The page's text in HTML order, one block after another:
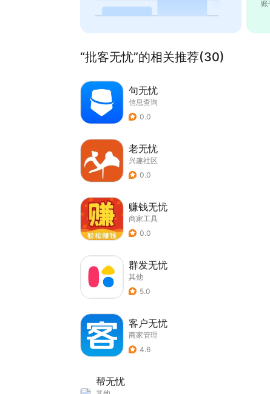
“批客无忧”的相关推荐(30)
句无忧
信息查询
0.0
老无忧
兴趣社区
0.0
赚钱无忧
商家工具
0.0
群发无忧
其他
5.0
客户无忧
商家管理
4.6
帮无忧